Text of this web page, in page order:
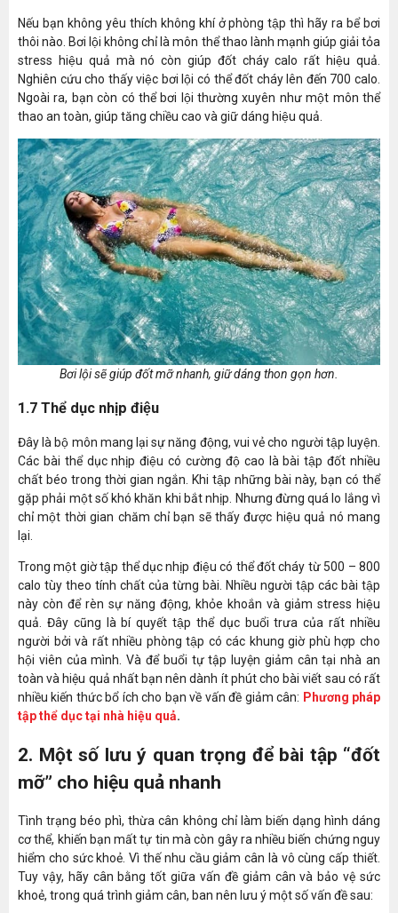
Nếu bạn không yêu thích không khí ở phòng tập thì hãy ra bể bơi
thôi nào. Bơi lội không chỉ là môn thể thao lành mạnh giúp giải tỏa
stress hiệu quả mà nó còn giúp đốt cháy calo rất hiệu quả.
Nghiên cứu cho thấy việc bơi lội có thể đốt cháy lên đến 700 calo.
Ngoài ra, bạn còn có thể bơi lội thường xuyên như một môn thể
thao an toàn, giúp tăng chiều cao và giữ dáng hiệu quả.
Bơi lội sẽ giúp đốt mỡ nhanh, giữ dáng thon gọn hơn.
1.7 Thể dục nhịp điệu
Đây là bộ môn mang lại sự năng động, vui vẻ cho người tập luyện.
Các bài thể dục nhịp điệu có cường độ cao là bài tập đốt nhiều
chất béo trong thời gian ngắn. Khi tập những bài này, bạn có thể
gặp phải một số khó khăn khi bắt nhịp. Nhưng đừng quá lo lắng vì
chỉ một thời gian chăm chỉ bạn sẽ thấy được hiệu quả nó mang
lại.
Trong một giờ tập thể dục nhịp điệu có thể đốt cháy từ 500 – 800
calo tùy theo tính chất của từng bài. Nhiều người tập các bài tập
này còn để rèn sự năng động, khỏe khoắn và giảm stress hiệu
quả. Đây cũng là bí quyết tập thể dục buổi trưa của rất nhiều
người bởi và rất nhiều phòng tập có các khung giờ phù hợp cho
hội viên của mình. Và để buổi tự tập luyện giảm cân tại nhà an
toàn và hiệu quả nhất bạn nên dành ít phút cho bài viết sau có rất
nhiều kiến thức bổ ích cho bạn về vấn đề giảm cân: Phương pháp
tập thể dục tại nhà hiệu quả.
2. Một số lưu ý quan trọng để bài tập “đốt
mỡ” cho hiệu quả nhanh
Tình trạng béo phì, thừa cân không chỉ làm biến dạng hình dáng
cơ thể, khiến bạn mất tự tin mà còn gây ra nhiều biến chứng nguy
hiểm cho sức khoẻ. Vì thế nhu cầu giảm cân là vô cùng cấp thiết.
Tuy vậy, hãy cân bằng tốt giữa vấn đề giảm cân và bảo vệ sức
khoẻ, trong quá trình giảm cân, ban nên lưu ý một số vấn đề sau: